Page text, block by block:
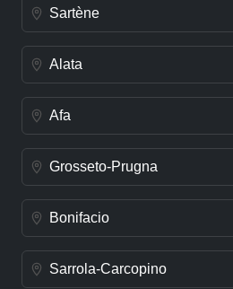
Sartène
Alata
Afa
Grosseto-Prugna
Bonifacio
Sarrola-Carcopino